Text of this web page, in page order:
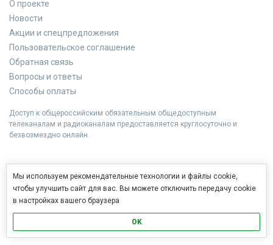
О проекте
Новости
Акции и спецпредложения
Пользовательское соглашение
Обратная связь
Вопросы и ответы
Способы оплаты
Доступ к общероссийским обязательным общедоступным
телеканалам и радиоканалам предоставляется круглосуточно и
безвозмездно онлайн.
Мы используем рекомендательные технологии и файлы cookie,
чтобы улучшить сайт для вас. Вы можете отключить передачу cookie
в настройках вашего браузера
OK